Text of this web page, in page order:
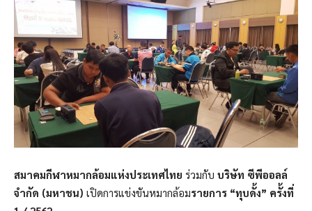
สมาคมกีฬาหมากล้อมแห่งประเทศไทย ร่วมกับ บริษัท ซีพีออลล์
จำกัด (มหาชน) เปิดการแข่งขันหมากล้อมรายการ “ทุบดั้ง” ครั้งที่